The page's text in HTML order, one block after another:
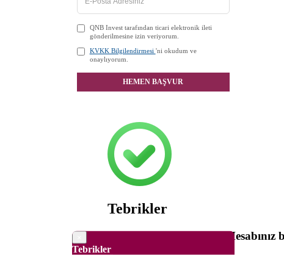
QNB Invest tarafından ticari elektronik ileti
gönderilmesine izin veriyorum.
KVKK Bilgilendirmesi 'ni okudum ve
onaylıyorum.
HEMEN BAŞVUR
Tebrikler
Tebrikler
Dünya Borsaları Demo